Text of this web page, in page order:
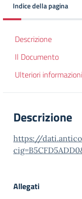
Indice della pagina
Descrizione
Il Documento
Ulteriori informazioni
Descrizione
https://
Allegati